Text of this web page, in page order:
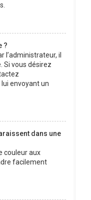
?
l’administrateur, il
Si vous désirez
envoyant un
dans une
couleur aux
facilement